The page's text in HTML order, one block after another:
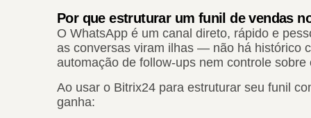
Por que estruturar um funil de vendas
O WhatsApp é um canal direto, rápido e
as conversas viram ilhas — não há histórico
automação de follow-ups nem controle
Ao usar o Bitrix24 para estruturar seu funil
ganha: